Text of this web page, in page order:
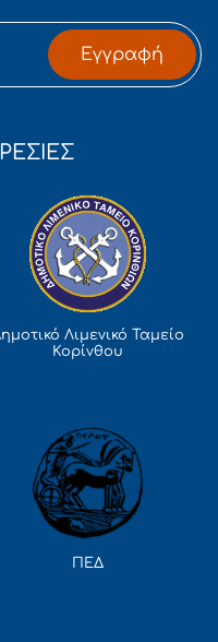
Εγγραφή
Λιμενικό Ταμείο
Κορίνθου
ΠΕΔ